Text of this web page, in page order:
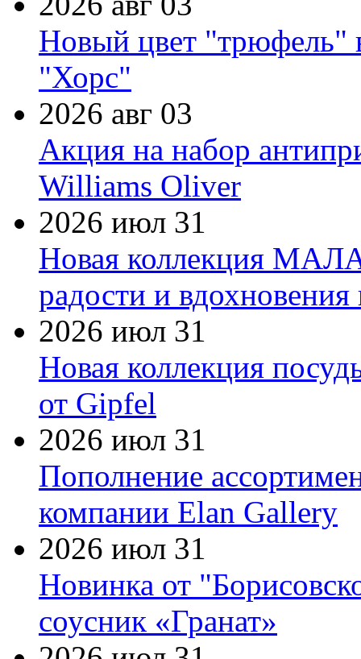
Новый цвет "трюфель"
"Хорс"
2026 авг 03
Акция на набор
Williams Oliver
2026 июл 31
Новая коллекция
радости и
2026 июл 31
Новая коллекция
от Gipfel
2026 июл 31
Пополнение
компании Elan Gallery
2026 июл 31
Новинка от
соусник «Гранат»